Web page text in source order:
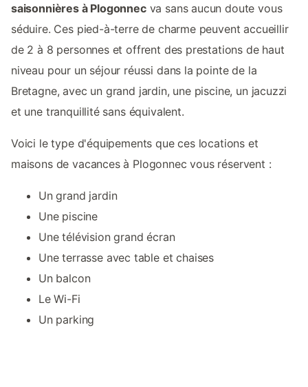
saisonnières à Plogonnecva sans aucun doute vous
séduire. Ces pied-à-terre de charme peuvent accueillir
de 2 à 8 personnes et offrent des prestations de haut
niveau pour un séjour réussi dans la pointe de la
Bretagne, avec un grand jardin, une piscine, un jacuzzi
et une tranquillité sans équivalent.
Voici le type d'équipements que ces locations et
maisons de vacances à Plogonnec vous réservent :
Un grand jardin
Une piscine
Une télévision grand écran
Une terrasse avec table et chaises
Un balcon
Le Wi-Fi
Un parking